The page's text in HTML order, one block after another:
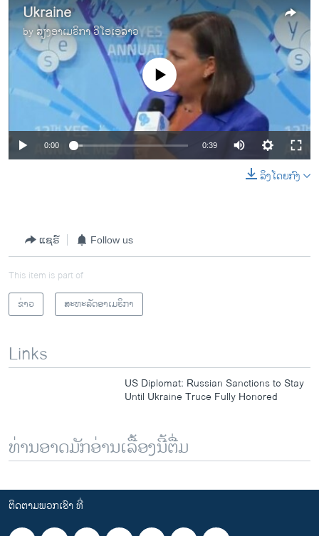
Ukraine
by ສຽງອາເມຣິກາ ວີໂອເອລາວ
No media source currently available
0:00 0:39
ລິງໂດຍກົງ
ແຊຣ໌ Follow us
This item is part of
ຂ່າວ
ສະຫະລັດອາເມຣິກາ
Links
US Diplomat: Russian Sanctions to Stay
Until Ukraine Truce Fully Honored
ທ່ານອາດມັກອ່ານເລື້ອງນີ້ຕື່ມ
ຕິດຕາມພວກເຮົາ ທີ່